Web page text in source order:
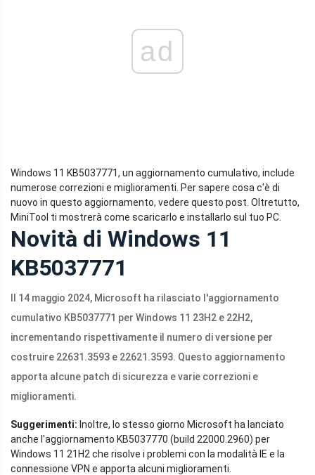
ad
Windows 11 KB5037771, un aggiornamento cumulativo, include
numerose correzioni e miglioramenti. Per sapere cosa c'è di
nuovo in questo aggiornamento, vedere questo post. Oltretutto,
MiniTool ti mostrerà come scaricarlo e installarlo sul tuo PC.
Novità di Windows 11
KB5037771
Il 14 maggio 2024, Microsoft ha rilasciato l'aggiornamento
cumulativo KB5037771 per Windows 11 23H2 e 22H2,
incrementando rispettivamente il numero di versione per
costruire 22631.3593 e 22621.3593. Questo aggiornamento
apporta alcune patch di sicurezza e varie correzioni e
miglioramenti.
Suggerimenti: Inoltre, lo stesso giorno Microsoft ha lanciato
anche l'aggiornamento KB5037770 (build 22000.2960) per
Windows 11 21H2 che risolve i problemi con la modalità IE e la
connessione VPN e apporta alcuni miglioramenti.